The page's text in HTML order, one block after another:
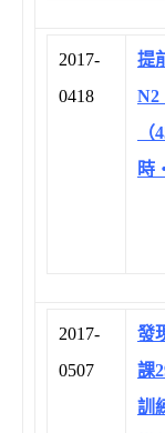
2017-
0418
提
N2
時
2017-
0507
發
課
訓